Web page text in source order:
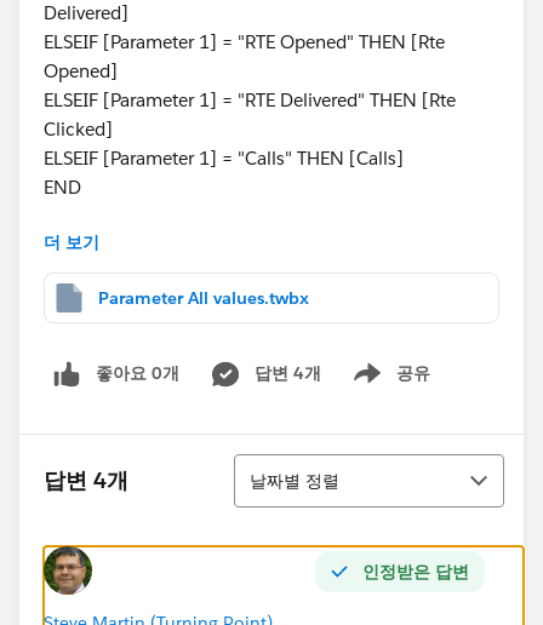
Delivered]
ELSEIF [Parameter 1] = "RTE Opened" THEN [Rte
Opened]
ELSEIF [Parameter 1] = "RTE Delivered" THEN [Rte
Clicked]
ELSEIF [Parameter 1] = "Calls" THEN [Calls]
END
And below is how I have set up the parameter
([Parameter 1])
I need to show 'All' the values when I select 'All' in the
parameter else individual values whatever is selected.
더 보기
Parameter All values.twbx
좋아요 0개 답변 4개 공유
Show menu
답변 4개
정렬
날짜별 정렬
인정받은 답변